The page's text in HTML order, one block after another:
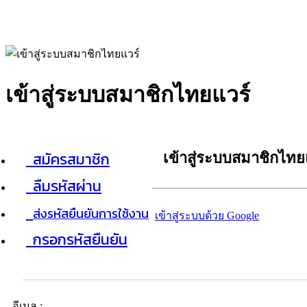
เข้าสู่ระบบสมาชิกไทยแวร์
สมัครสมาชิก
ลืมรหัสผ่าน
ส่งรหัสยืนยันการใช้งาน
กรอกรหัสยืนยัน
เข้าสู่ระบบสมาชิกไท
เข้าสู่ระบบด้วย Google